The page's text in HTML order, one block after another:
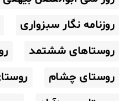
روزنامه نگار سبزواری
روستاهای ششتمد
روستای چشام